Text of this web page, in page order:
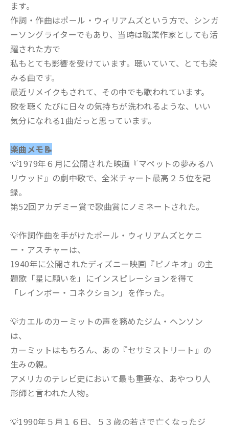
ます。
作詞・作曲はポール・ウィリアムズという方で、シンガ
ーソングライターでもあり、当時は職業作家としても活
躍された方で
私もとても影響を受けています。聴いていて、とても染
みる曲です。
最近リメイクもされて、その中でも歌われています。
歌を聴くたびに日々の気持ちが洗われるような、いい
気分になれる1曲だっと思っています。
楽曲メモ📝
💡1979年６月に公開された映画『マペットの夢みるハ
リウッド』の劇中歌で、全米チャート最高２５位を記
録。
第52回アカデミー賞で歌曲賞にノミネートされた。
💡作詞作曲を手がけたポール・ウィリアムズとケニ
ー・アスチャーは、
1940年に公開されたディズニー映画『ピノキオ』の主
題歌「星に願いを」にインスピレーションを得て
「レインボー・コネクション」を作った。
💡カエルのカーミットの声を務めたジム・ヘンソン
は、
カーミットはもちろん、あの『セサミストリート』の
生みの親。
アメリカのテレビ史において最も重要な、あやつり人
形師と言われた人物。
💡1990年５月１６日、５３歳の若さで亡くなったジ